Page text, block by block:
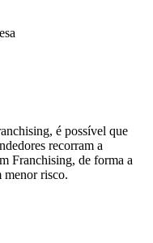
é possível que
recorram a
Franchising, de forma a
menor risco.